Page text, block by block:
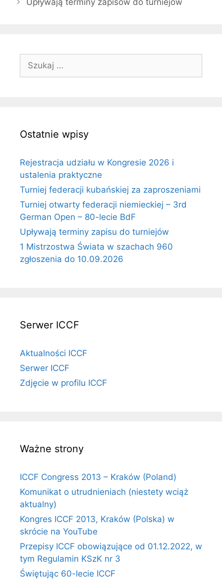
Ostatnie wpisy
Rejestracja udziału w Kongresie 2026 i
ustalenia praktyczne
Turniej federacji kubańskiej za zaproszeniami
Turniej otwarty federacji niemieckiej – 3rd
German Open – 80-lecie BdF
Upływają terminy zapisu do turniejów
1 Mistrzostwa Świata w szachach 960
zgłoszenia do 10.09.2026
Serwer ICCF
Aktualności ICCF
Serwer ICCF
Zdjęcie w profilu ICCF
Ważne strony
ICCF Congress 2013 – Kraków (Poland)
Komunikat o utrudnieniach (niestety wciąż
aktualny)
Kongres ICCF 2013, Kraków (Polska) w
skrócie na YouTube
Przepisy ICCF obowiązujące od 01.12.2022, w
tym Regulamin KSzK nr 3
Świętując 60-lecie ICCF